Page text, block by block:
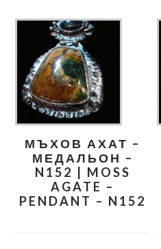
МЪХОВ АХАТ –
МЕДАЛЬОН –
N152 | MOSS
AGATE –
PENDANT – N152